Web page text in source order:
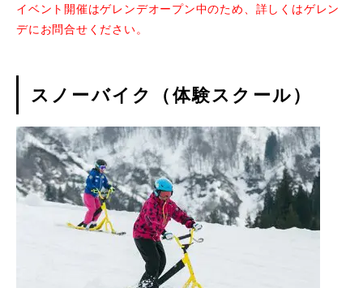
イベント開催はゲレンデオープン中のため、詳しくはゲレン
デにお問合せください。
スノーバイク（体験スクール）